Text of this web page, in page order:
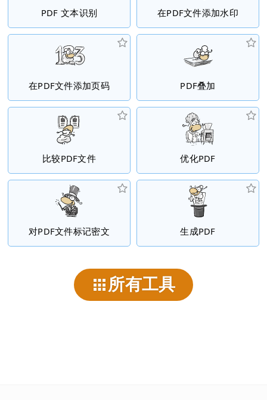
PDF 文本识别 在PDF文件添加水印
在PDF文件添加页码 PDF叠加
比较PDF文件 优化PDF
对PDF文件标记密文 生成PDF
所有工具